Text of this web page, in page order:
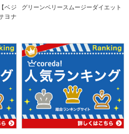
ベジ
ヨナ
グリーンベリースムージーダイエット